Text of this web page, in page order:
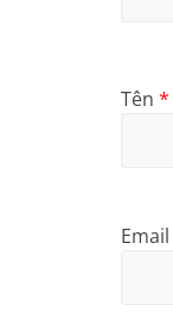
Tên *
Email